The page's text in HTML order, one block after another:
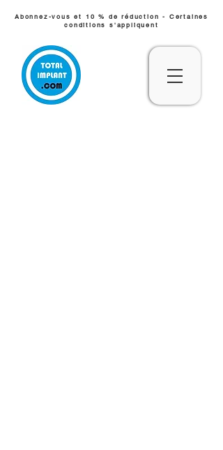
Abonnez-vous et 10 % de réduction - Certaines
conditions s'appliquent